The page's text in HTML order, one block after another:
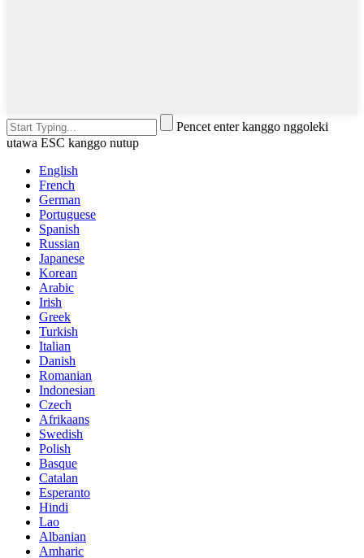
Pencet enter kanggo nggoleki
utawa ESC kanggo nutup
English
French
German
Portuguese
Spanish
Russian
Japanese
Korean
Arabic
Irish
Greek
Turkish
Italian
Danish
Romanian
Indonesian
Czech
Afrikaans
Swedish
Polish
Basque
Catalan
Esperanto
Hindi
Lao
Albanian
Amharic